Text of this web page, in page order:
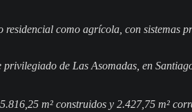
residencial como agrícola, con sistemas
de Las Asomadas, en
m² construidos y 2.427,75 m²